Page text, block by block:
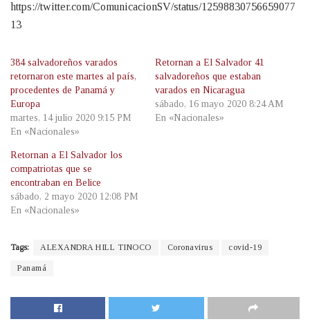
https://twitter.com/ComunicacionSV/status/12598830756659077
13
384 salvadoreños varados
retornaron este martes al país,
procedentes de Panamá y
Europa
martes, 14 julio 2020 9:15 PM
En «Nacionales»
Retornan a El Salvador 41
salvadoreños que estaban
varados en Nicaragua
sábado, 16 mayo 2020 8:24 AM
En «Nacionales»
Retornan a El Salvador los
compatriotas que se
encontraban en Belice
sábado, 2 mayo 2020 12:08 PM
En «Nacionales»
Tags: ALEXANDRA HILL TINOCO Coronavirus covid-19
Panamá